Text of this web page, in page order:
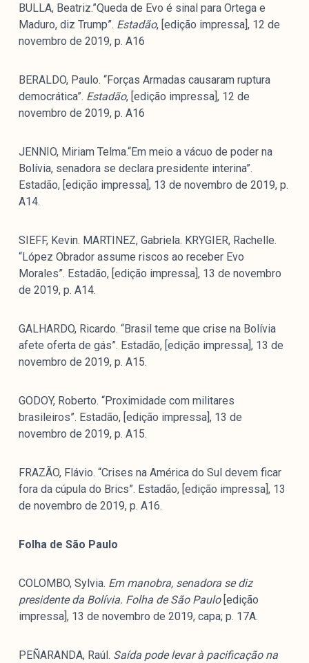
BULLA, Beatriz.”Queda de Evo é sinal para Ortega e
Maduro, diz Trump”. Estadão, [edição impressa], 12 de
novembro de 2019, p. A16
BERALDO, Paulo. “Forças Armadas causaram ruptura
democrática”. Estadão, [edição impressa], 12 de
novembro de 2019, p. A16
JENNIO, Miriam Telma.“Em meio a vácuo de poder na
Bolívia, senadora se declara presidente interina”.
Estadão, [edição impressa], 13 de novembro de 2019, p.
A14.
SIEFF, Kevin. MARTINEZ, Gabriela. KRYGIER, Rachelle.
“López Obrador assume riscos ao receber Evo
Morales”. Estadão, [edição impressa], 13 de novembro
de 2019, p. A14.
GALHARDO, Ricardo. “Brasil teme que crise na Bolívia
afete oferta de gás”. Estadão, [edição impressa], 13 de
novembro de 2019, p. A15.
GODOY, Roberto. “Proximidade com militares
brasileiros”. Estadão, [edição impressa], 13 de
novembro de 2019, p. A15.
FRAZÃO, Flávio. “Crises na América do Sul devem ficar
fora da cúpula do Brics”. Estadão, [edição impressa], 13
de novembro de 2019, p. A16.
Folha de São Paulo
COLOMBO, Sylvia. Em manobra, senadora se diz
presidente da Bolívia. Folha de São Paulo[edição
impressa], 13 de novembro de 2019, capa; p. 17A.
PEÑARANDA, Raúl. Saída pode levar à pacificação na